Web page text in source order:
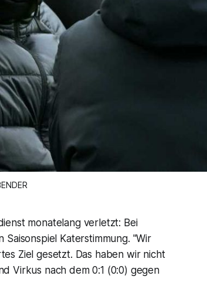
monatelang verletzt: Bei
Katerstimmung. "Wir
Ziel gesetzt. Das haben wir nicht
Virkus nach dem 0:1 (0:0) gegen